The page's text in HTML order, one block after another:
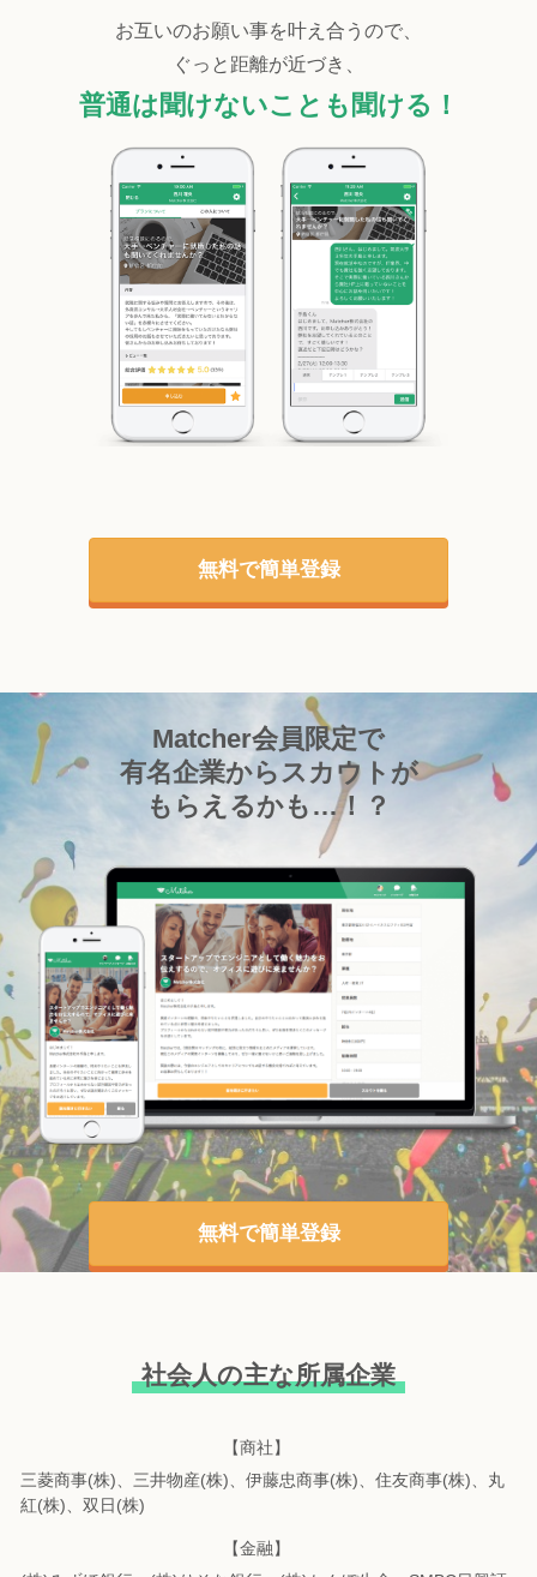
お互いのお願い事を叶え合うので、
ぐっと距離が近づき、
普通は聞けないことも聞ける！
無料で簡単登録
Matcher会員限定で
有名企業からスカウトが
もらえるかも…！？
無料で簡単登録
社会人の主な所属企業
【商社】
三菱商事(株)、三井物産(株)、伊藤忠商事(株)、住友商事(株)、丸
紅(株)、双日(株)
【金融】